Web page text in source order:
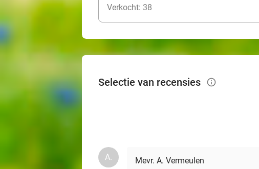
Verkocht: 38
Selectie van recensies info_outlined
A.
Mevr. A. Vermeulen